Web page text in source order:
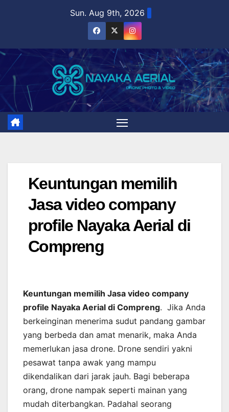
Sun. Aug 9th, 2026
Keuntungan memilih
Jasa video company
profile Nayaka Aerial di
Compreng
Keuntungan memilih Jasa video company
profile Nayaka Aerial di Compreng. Jika Anda
berkeinginan menerima sudut pandang gambar
yang berbeda dan amat menarik, maka Anda
memerlukan jasa drone. Drone sendiri yakni
pesawat tanpa awak yang mampu
dikendalikan dari jarak jauh. Bagi beberapa
orang, drone nampak seperti mainan yang
mudah diterbangkan. Padahal seorang